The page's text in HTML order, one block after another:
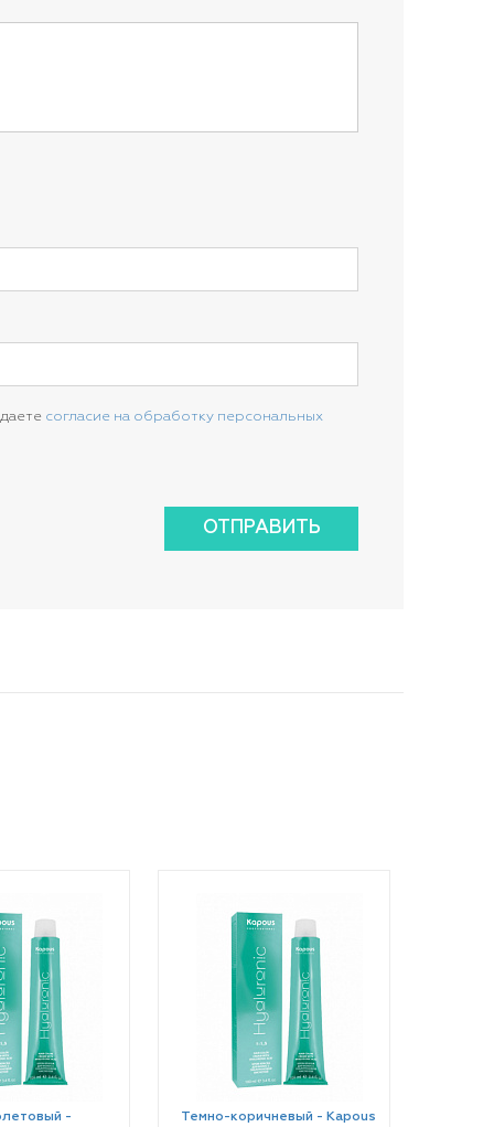
согласие на обработку персональных
ОТПРАВИТЬ
-
Темно-коричневый - Kapous